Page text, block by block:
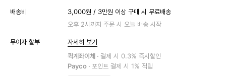
배송비
3,000원 / 3만원 이상 구매 시 무료배송
오후 2시까지 주문 시 오늘 배송 시작
무이자 할부
자세히 보기
퀵계좌이체 · 결제 시 0.3% 즉시할인
Payco · 포인트 결제 시 1% 적립